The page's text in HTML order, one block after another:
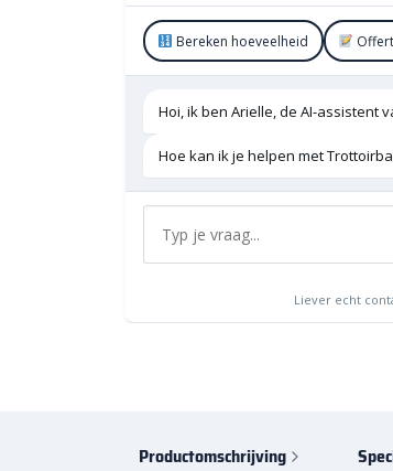
Bereken hoeveelheid
Hoi, ik ben Arielle, de AI-assistent
Hoe kan ik je helpen met
Liever echt
Productomschrijving